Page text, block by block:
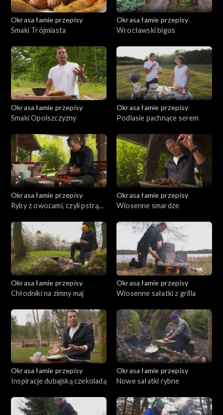
Okrasa łamie przepisy
Smaki Trójmiasta
Okrasa łamie przepisy
Wrocławski bigos
Okrasa łamie przepisy
Smaki Opolszczyzny
Okrasa łamie przepisy
Podlasie pachnące serem
Okrasa łamie przepisy
Ryby z owocami, czyli pstrąg
Okrasa łamie przepisy
Wiosenne smardze
Okrasa łamie przepisy
Chłodniki na zimny maj
Okrasa łamie przepisy
Wiosenne sałatki z grilla
Okrasa łamie przepisy
Inspiracje dubajską czekoladą
Okrasa łamie przepisy
Nowe sałatki rybne